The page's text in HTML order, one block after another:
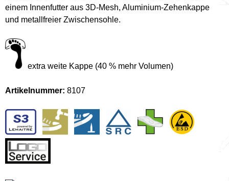
einem Innenfutter aus 3D-Mesh, Aluminium-Zehenkappe
und metallfreier Zwischensohle.
extra weite Kappe (40 % mehr Volumen)
Artikelnummer: 8107